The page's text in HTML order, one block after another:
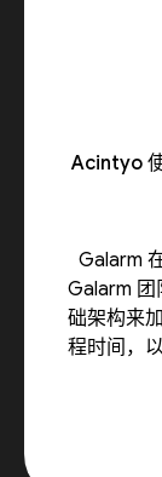
Acintyo
Galarm
Galarm 团
础架构来
程时间，